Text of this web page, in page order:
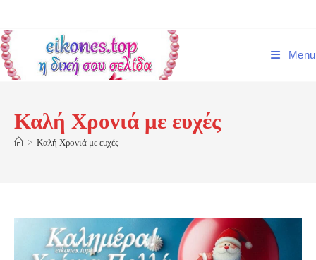
content
Menu
Καλή Χρονιά με ευχές
> Καλή Χρονιά με ευχές